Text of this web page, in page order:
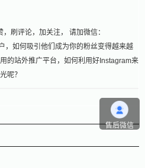
刷评论，加关注， 请加微信：
，如何吸引他们成为你的粉丝变得越来越
的站外推广平台，如何利用好Instagram来
呢？
售后微信